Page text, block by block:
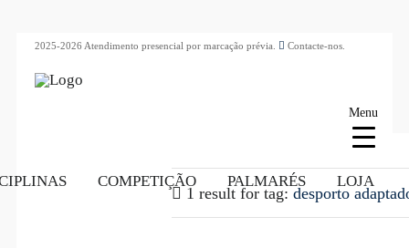
2025-2026 Atendimento presencial por marcação prévia. Contacte-nos.
COMPETIÇÃO PALMARÉS LOJA
1 result for tag: desporto
Menu